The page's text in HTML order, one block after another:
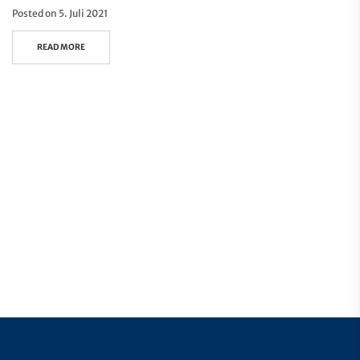
Posted on 5. Juli 2021
READ MORE